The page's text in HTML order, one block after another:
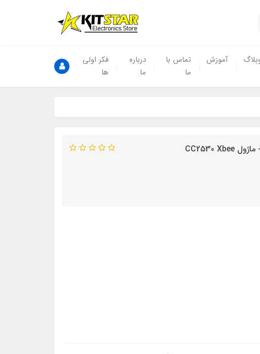
آموزش
تماس با
ما
درباره
ما
فکر اولی
ها